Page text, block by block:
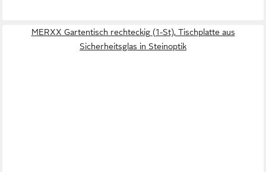
MERXX Gartentisch rechteckig (1-St), Tischplatte aus
Sicherheitsglas in Steinoptik